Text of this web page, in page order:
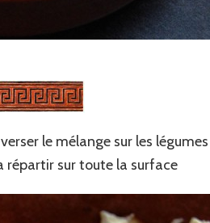
le mélange sur les légumes
répartir sur toute la surface